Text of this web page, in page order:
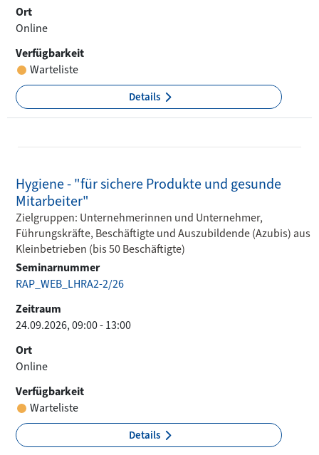
Ort
Online
Verfügbarkeit
Warteliste
Details
Hygiene - "für sichere Produkte und gesunde
Mitarbeiter"
Zielgruppen: Unternehmerinnen und Unternehmer,
Führungskräfte, Beschäftigte und Auszubildende (Azubis) aus
Kleinbetrieben (bis 50 Beschäftigte)
Seminarnummer
RAP_WEB_LHRA2-2/26
Zeitraum
24.09.2026, 09:00 - 13:00
Ort
Online
Verfügbarkeit
Warteliste
Details